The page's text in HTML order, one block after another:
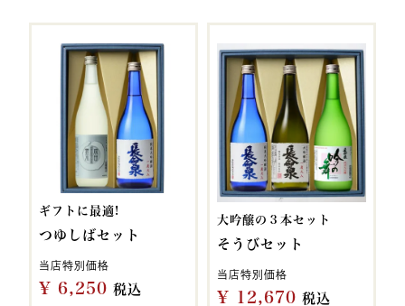
ギフトに最適!
つゆしばセット
当店特別価格
¥ 6,250 税込
大吟醸の３本セット
そうびセット
当店特別価格
¥ 12,670 税込